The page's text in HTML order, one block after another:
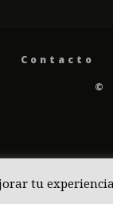
Contacto
©
tu